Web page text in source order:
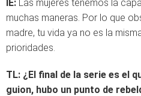
IE: Las mujeres tenemos la
muchas maneras. Por lo que
madre, tu vida ya no es la
prioridades.
TL: ¿El final de la serie es el
guion, hubo un punto de